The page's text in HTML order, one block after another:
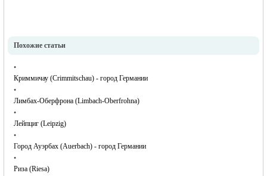
Похожие статьи
•
Криммичау (Crimmitschau) - город Германии
•
Лимбах-Оберфрона (Limbach-Oberfrohna)
•
Лейпциг (Leipzig)
•
Город Ауэрбах (Auerbach) - город Германии
•
Риза (Riesa)